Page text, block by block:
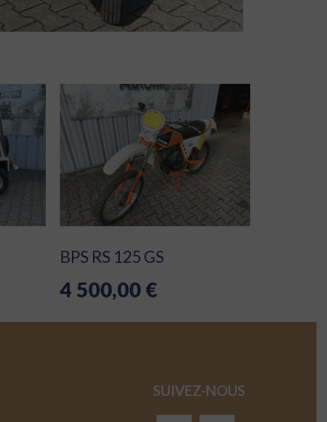
BPS RS 125 GS
4 500,00 €
SUIVEZ-NOUS